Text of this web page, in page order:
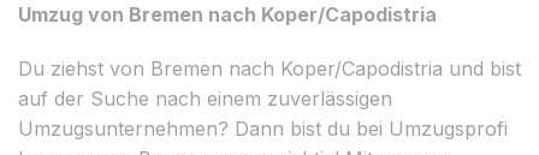
Umzug von Bremen nach Koper/Capodistria
Du ziehst von Bremen nach Koper/Capodistria und bist
auf der Suche nach einem zuverlässigen
Umzugsunternehmen? Dann bist du bei Umzugsprofi